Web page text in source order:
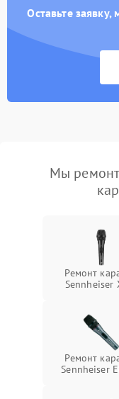
Оставьте
Мы
Ремонт
Sennheiser
Ремонт
Sennheiser